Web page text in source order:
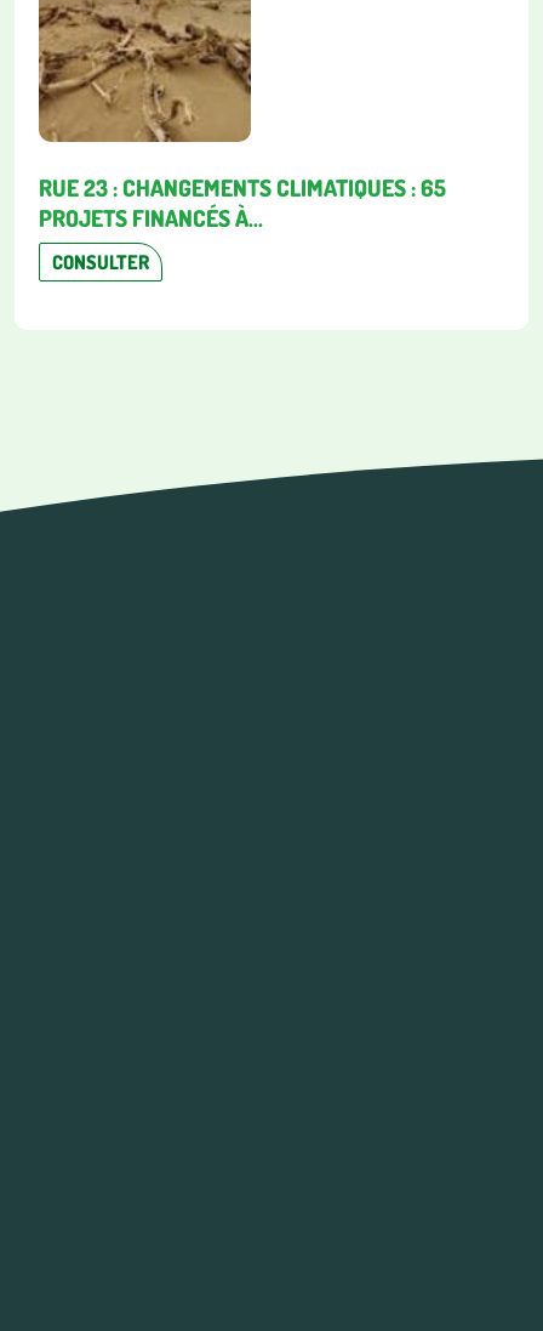
RUE 23 : CHANGEMENTS CLIMATIQUES : 65
PROJETS FINANCÉS À...
CONSULTER